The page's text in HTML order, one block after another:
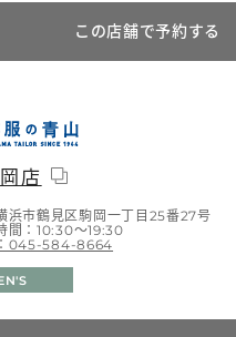
この店舗で予約する
店
浜市鶴見区駒岡一丁目25番27号
間：10:30～19:30
045-584-8664